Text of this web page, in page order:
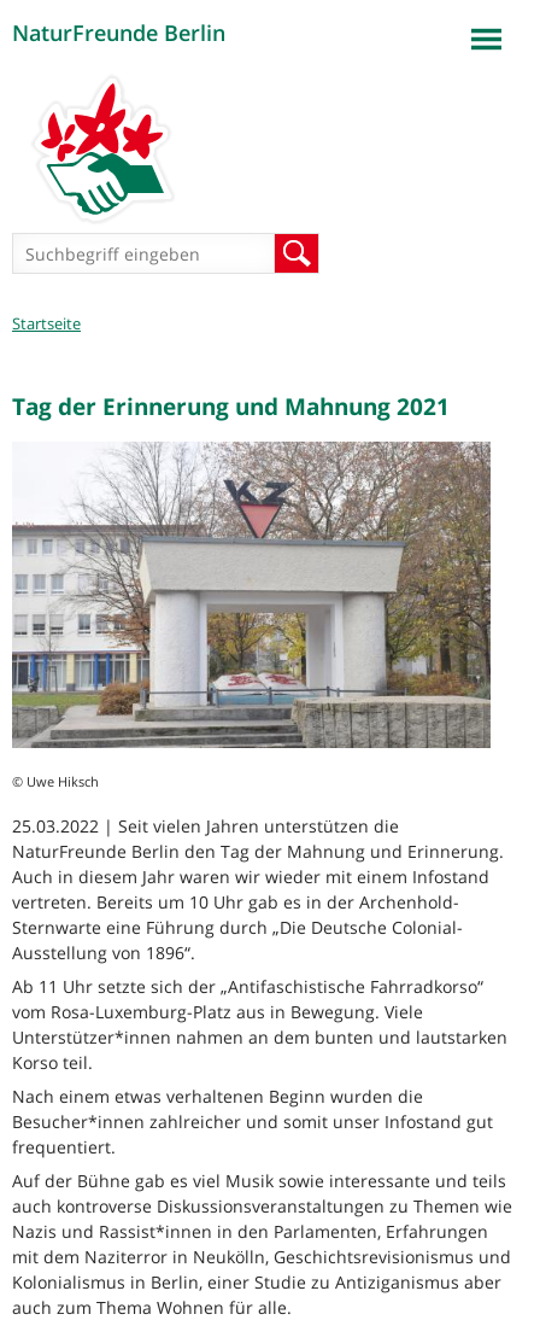
NaturFreunde Berlin
Suchformular
Sie
Startseite
Tag der Erinnerung und Mahnung 2021
© Uwe Hiksch
25.03.2022 | Seit vielen Jahren unterstützen die
NaturFreunde Berlin den Tag der Mahnung und Erinnerung.
Auch in diesem Jahr waren wir wieder mit einem Infostand
vertreten. Bereits um 10 Uhr gab es in der Archenhold-
Sternwarte eine Führung durch „Die Deutsche Colonial-
Ausstellung von 1896“.
Ab 11 Uhr setzte sich der „Antifaschistische Fahrradkorso“
vom Rosa-Luxemburg-Platz aus in Bewegung. Viele
Unterstützer*innen nahmen an dem bunten und lautstarken
Korso teil.
Nach einem etwas verhaltenen Beginn wurden die
Besucher*innen zahlreicher und somit unser Infostand gut
frequentiert.
Auf der Bühne gab es viel Musik sowie interessante und teils
auch kontroverse Diskussionsveranstaltungen zu Themen wie
Nazis und Rassist*innen in den Parlamenten, Erfahrungen
mit dem Naziterror in Neukölln, Geschichtsrevisionismus und
Kolonialismus in Berlin, einer Studie zu Antiziganismus aber
auch zum Thema Wohnen für alle.